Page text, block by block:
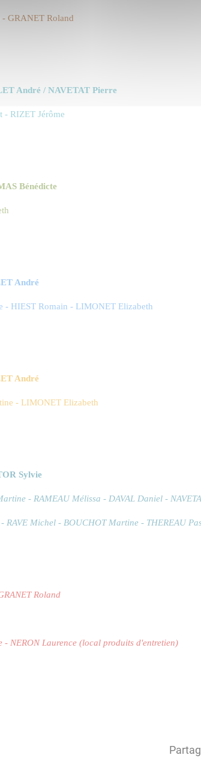
GRANET Roland
André / NAVETAT Pierre
- RIZET Jérôme
Bénédicte
André
- HIEST Romain - LIMONET Elizabeth
André
- LIMONET Elizabeth
Sylvie
- RAMEAU Mélissa - DAVAL Daniel -
Michel - BOUCHOT Martine - THEREAU
Roland
- NERON Laurence (local produits d'entretien)